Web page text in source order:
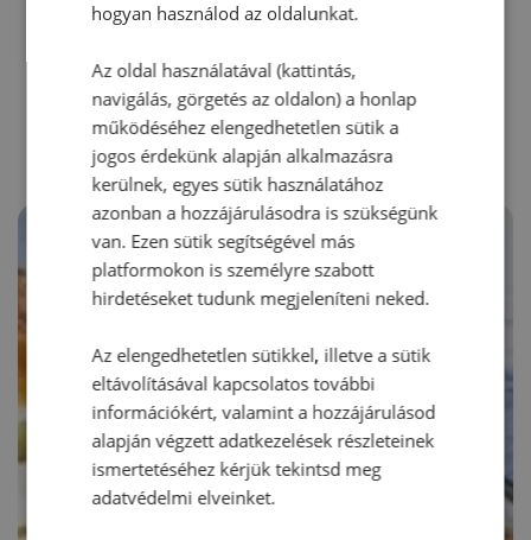
RECEPTAJÁNLÓ
hogyan használod az oldalunkat.
Az oldal használatával (kattintás,
navigálás, görgetés az oldalon) a honlap
működéséhez elengedhetetlen sütik a
jogos érdekünk alapján alkalmazásra
kerülnek, egyes sütik használatához
azonban a hozzájárulásodra is szükségünk
van. Ezen sütik segítségével más
platformokon is személyre szabott
hirdetéseket tudunk megjeleníteni neked.
Az elengedhetetlen sütikkel, illetve a sütik
eltávolításával kapcsolatos további
információkért, valamint a hozzájárulásod
alapján végzett adatkezelések részleteinek
ismertetéséhez kérjük tekintsd meg
adatvédelmi elveinket.